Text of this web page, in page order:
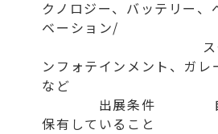
クノロジー、バッテリー、
ベーション/
スタートア
ンフォテインメント、ガレ
など
出展条件 自動
保有していること